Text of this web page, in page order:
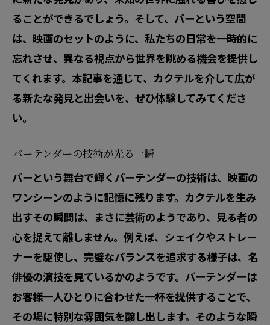
ることができるでしょう。そして、バーという空間
は、映画のセットのように、私たちの日常を一時的に
忘れさせ、異なる視点から世界を眺める機会を提供し
てくれます。本記事を通じて、カクテルを介して広が
る新たな発見と出会いを、ぜひ体験してみてくださ
い。
バーテンダーの技術が光る一瞬
バーという舞台で輝くバーテンダーの技術は、映画の
ワンシーンのように記憶に残ります。カクテルを生み
出すその瞬間は、まさに芸術のようであり、見る者の
心を捉えて離しません。例えば、シェイクやストレー
ナーを駆使し、完璧なバランスを追求する様子は、名
俳優の演技を見ているかのようです。バーテンダーは
お客様一人ひとりに合わせた一杯を提供することで、
その場に特別な雰囲気を醸し出します。そのような瞬